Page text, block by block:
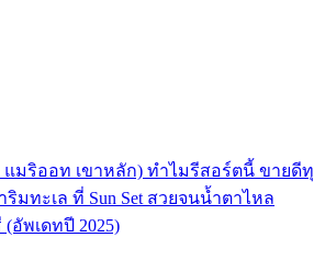
ว แมริออท เขาหลัก) ทำไมรีสอร์ตนี้ ขาย
ริมทะเล ที่ Sun Set สวยจนน้ำตาไหล
อัพเดทปี 2025)